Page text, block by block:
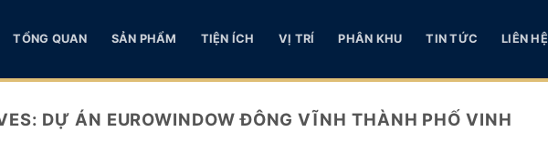
TỔNG QUAN SẢN PHẨM TIỆN ÍCH VỊ TRÍ PHÂN KHU TIN TỨC LIÊN HỆ
DỰ ÁN EUROWINDOW ĐÔNG VĨNH THÀNH PHỐ VINH